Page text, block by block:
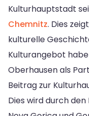
Kulturhauptstadt
Chemnitz. Dies
kulturelle
Kulturangebot
Oberhausen als
Beitrag zur
Dies wird durch